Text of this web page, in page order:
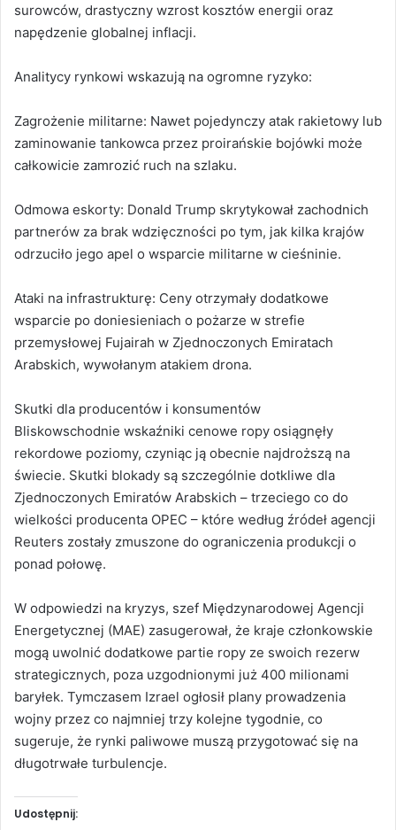
surowców, drastyczny wzrost kosztów energii oraz
napędzenie globalnej inflacji.
Analitycy rynkowi wskazują na ogromne ryzyko:
Zagrożenie militarne: Nawet pojedynczy atak rakietowy lub
zaminowanie tankowca przez proirańskie bojówki może
całkowicie zamrozić ruch na szlaku.
Odmowa eskorty: Donald Trump skrytykował zachodnich
partnerów za brak wdzięczności po tym, jak kilka krajów
odrzuciło jego apel o wsparcie militarne w cieśninie.
Ataki na infrastrukturę: Ceny otrzymały dodatkowe
wsparcie po doniesieniach o pożarze w strefie
przemysłowej Fujairah w Zjednoczonych Emiratach
Arabskich, wywołanym atakiem drona.
Skutki dla producentów i konsumentów
Bliskowschodnie wskaźniki cenowe ropy osiągnęły
rekordowe poziomy, czyniąc ją obecnie najdroższą na
świecie. Skutki blokady są szczególnie dotkliwe dla
Zjednoczonych Emiratów Arabskich – trzeciego co do
wielkości producenta OPEC – które według źródeł agencji
Reuters zostały zmuszone do ograniczenia produkcji o
ponad połowę.
W odpowiedzi na kryzys, szef Międzynarodowej Agencji
Energetycznej (MAE) zasugerował, że kraje członkowskie
mogą uwolnić dodatkowe partie ropy ze swoich rezerw
strategicznych, poza uzgodnionymi już 400 milionami
baryłek. Tymczasem Izrael ogłosił plany prowadzenia
wojny przez co najmniej trzy kolejne tygodnie, co
sugeruje, że rynki paliwowe muszą przygotować się na
długotrwałe turbulencje.
Udostępnij: